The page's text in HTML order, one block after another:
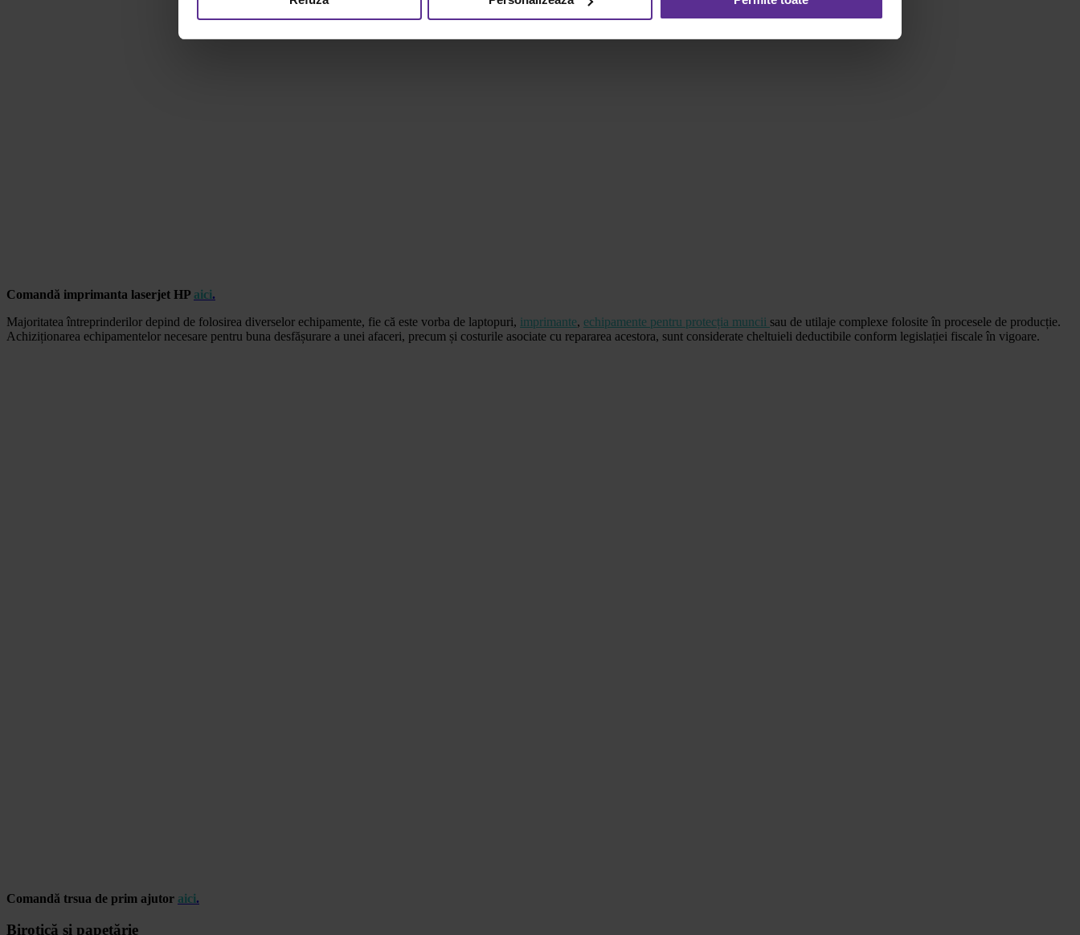
Comandă imprimanta laserjet HP aici.
Majoritatea întreprinderilor depind de folosirea diverselor echipamente, fie că este vorba de laptopuri, imprimante, echipamente pentru protecția muncii sau de utilaje complexe folosite în procesele de producție.
Achiziționarea echipamentelor necesare pentru buna desfășurare a unei afaceri, precum și costurile asociate cu repararea acestora, sunt considerate cheltuieli deductibile conform legislației fiscale în vigoare.
Comandă trsua de prim ajutor aici.
Birotică și papetărie